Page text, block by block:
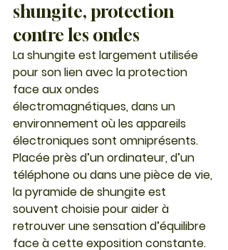
shungite, protection
contre les ondes
La shungite est largement utilisée
pour son lien avec la protection
face aux ondes
électromagnétiques, dans un
environnement où les appareils
électroniques sont omniprésents.
Placée près d’un ordinateur, d’un
téléphone ou dans une pièce de vie,
la pyramide de shungite est
souvent choisie pour aider à
retrouver une sensation d’équilibre
face à cette exposition constante.